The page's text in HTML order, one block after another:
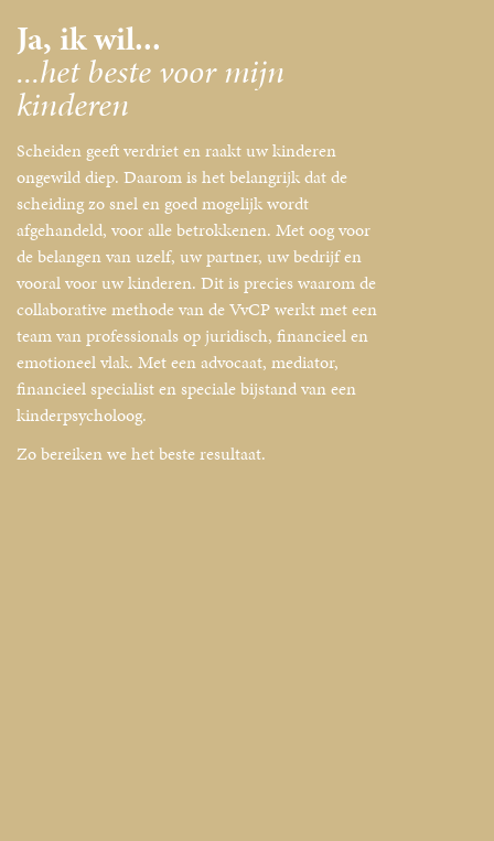
Ja, ik wil...
...het beste voor mijn
kinderen
Scheiden geeft verdriet en raakt uw kinderen
ongewild diep. Daarom is het belangrijk dat de
scheiding zo snel en goed mogelijk wordt
afgehandeld, voor alle betrokkenen. Met oog voor
de belangen van uzelf, uw partner, uw bedrijf en
vooral voor uw kinderen. Dit is precies waarom de
collaborative methode van de VvCP werkt met een
team van professionals op juridisch, financieel en
emotioneel vlak. Met een advocaat, mediator,
financieel specialist en speciale bijstand van een
kinderpsycholoog.
Zo bereiken we het beste resultaat.